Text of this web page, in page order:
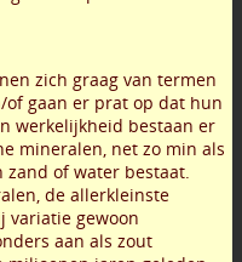
zich graag van termen
gaan er prat op dat hun
werkelijkheid bestaan er
mineralen, net zo min als
of water bestaat.
de allerkleinste
variatie gewoon
aan als zout